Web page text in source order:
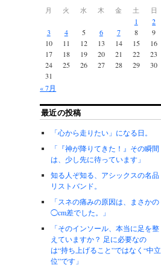
月 火 水 木 金 土 日
« 7月
1
2
3
4 5 6 7 8
9
10
11 12 13 14 15
16
17
18 19 20 21 22
23
24
25 26 27 28 29
30
31
最近の投稿
「心から走りたい」になる日。
「『神が降りてきた！』その瞬間
は、少し先に待っています」
知る人ぞ知る、アシックスの名品
リストバンド。
「スネの痛みの原因は、まさかの
◯cm差でした。」
「そのインソール、本当に足を整
えていますか？ 足に必要なの
は“持ち上げること”ではなく“中立
位”です」